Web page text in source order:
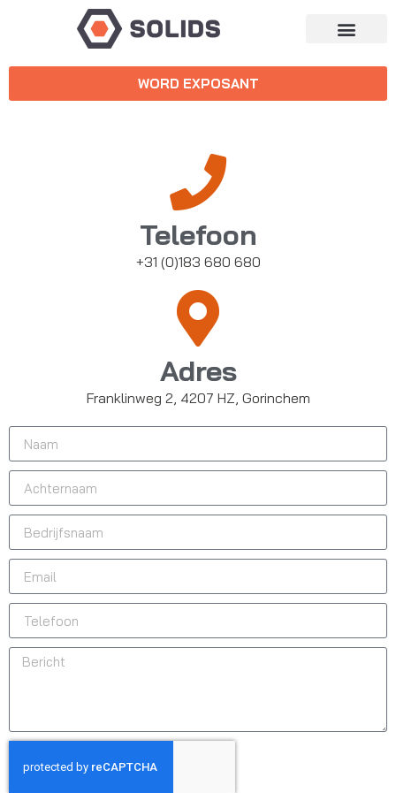
WORD EXPOSANT
Telefoon
+31 (0)183 680 680
Adres
Franklinweg 2, 4207 HZ, Gorinchem